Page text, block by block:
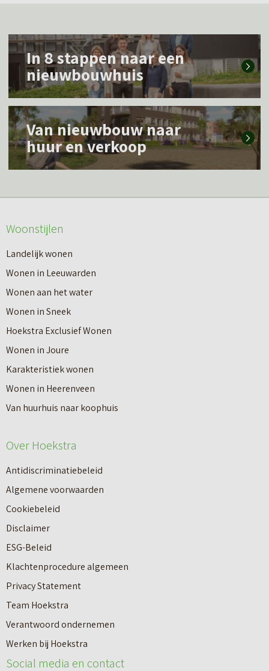
Nieuwbouw
L
s
m
e
o
e
r
I
n
8
s
t
a
p
p
n
n
a
a
r
e
e
n
n
i
e
u
In 8 stappen naar een
nieuwbouwhuis
L
e
s
e
o
v
e
r
V
a
n
n
e
Van nieuwbouw naar
huur en verkoop
Woonstijlen
Landelijk wonen
Wonen in Leeuwarden
Wonen aan het water
Wonen in Sneek
Hoekstra Exclusief Wonen
Wonen in Joure
Karakteristiek wonen
Wonen in Heerenveen
Van huurhuis naar koophuis
Over Hoekstra
Antidiscriminatiebeleid
Algemene voorwaarden
Cookiebeleid
Disclaimer
ESG-Beleid
Klachtenprocedure algemeen
Privacy Statement
Team Hoekstra
Verantwoord ondernemen
Werken bij Hoekstra
Social media en contact